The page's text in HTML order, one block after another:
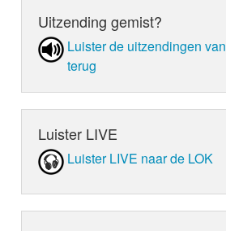
Uitzending gemist?
Luister de uit­zen­din­gen
terug
Luister LIVE
Luister LIVE naar de LOK